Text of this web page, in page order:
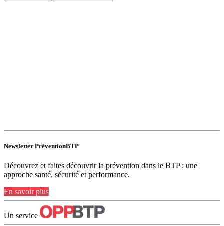
Newsletter PréventionBTP
Découvrez et faites découvrir la prévention dans le BTP : une
approche santé, sécurité et performance.
En savoir plus
Un service